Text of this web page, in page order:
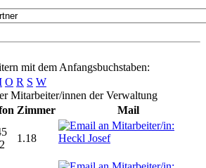
mit dem Anfangsbuchstaben:
O R S W
Mitarbeiter/innen der Verwaltung
Zimmer
Mail
1.18